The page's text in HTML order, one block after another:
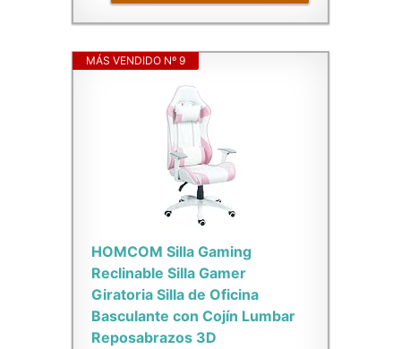
MÁS VENDIDO Nº 9
HOMCOM Silla Gaming
Reclinable Silla Gamer
Giratoria Silla de Oficina
Basculante con Cojín Lumbar
Reposabrazos 3D